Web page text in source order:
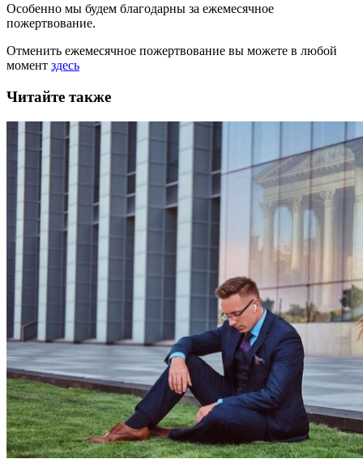
Особенно мы будем благодарны за ежемесячное
пожертвование.
Отменить ежемесячное пожертвование вы можете в любой
момент здесь
Читайте также